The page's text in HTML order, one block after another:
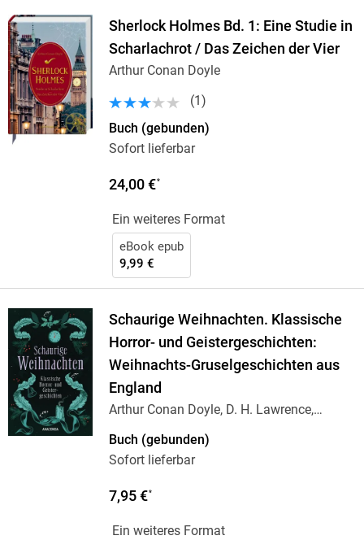
Sherlock Holmes Bd. 1: Eine Studie in
Scharlachrot / Das Zeichen der Vier
Arthur Conan Doyle
(1 )
Buch (gebunden)
Sofort lieferbar
24,00 €*
Ein weiteres Format
eBook epub
9,99 €
Schaurige Weihnachten. Klassische
Horror- und Geistergeschichten:
Weihnachts-Gruselgeschichten aus
England
Arthur Conan Doyle, D. H. Lawrence,
Algernon
Buch (gebunden)
Sofort lieferbar
7,95 €*
Ein weiteres Format